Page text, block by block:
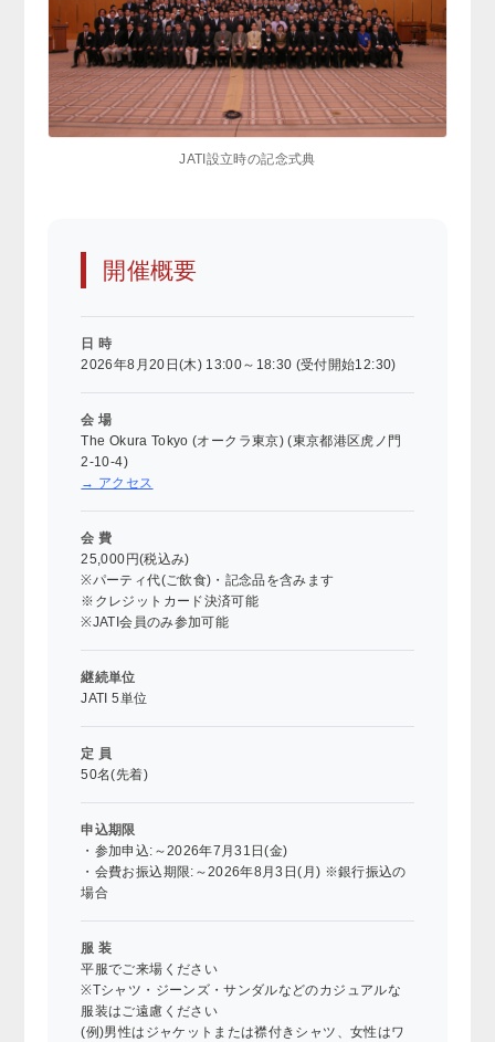
JATI設立時の記念式典
開催概要
日 時
2026年8月20日(木) 13:00～18:30 (受付開始12:30)
会 場
The Okura Tokyo (オークラ東京) (東京都港区虎ノ門
2-10-4)
→ アクセス
会 費
25,000円(税込み)
※パーティ代(ご飲食)・記念品を含みます
※クレジットカード決済可能
※JATI会員のみ参加可能
継続単位
JATI 5単位
定 員
50名(先着)
申込期限
・参加申込:～2026年7月31日(金)
・会費お振込期限:～2026年8月3日(月) ※銀行振込の
場合
服 装
平服でご来場ください
※Tシャツ・ジーンズ・サンダルなどのカジュアルな
服装はご遠慮ください
(例)男性はジャケットまたは襟付きシャツ、女性はワ